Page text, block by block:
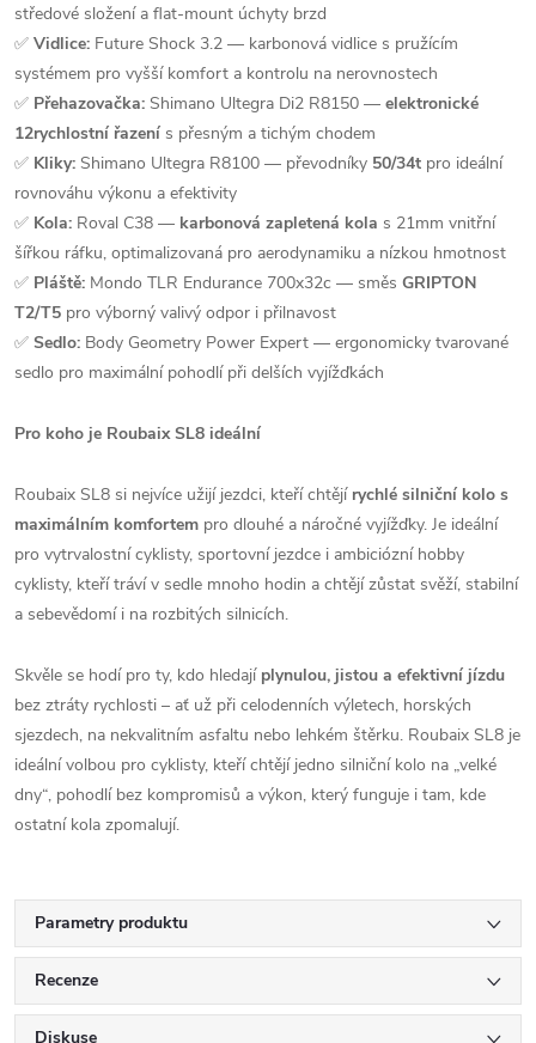
středové složení a flat-mount úchyty brzd
✅ Vidlice: Future Shock 3.2 — karbonová vidlice s pružícím
systémem pro vyšší komfort a kontrolu na nerovnostech
✅ Přehazovačka: Shimano Ultegra Di2 R8150 — elektronické
12rychlostní řazení s přesným a tichým chodem
✅ Kliky: Shimano Ultegra R8100 — převodníky 50/34t pro ideální
rovnováhu výkonu a efektivity
✅ Kola: Roval C38 — karbonová zapletená kola s 21mm vnitřní
šířkou ráfku, optimalizovaná pro aerodynamiku a nízkou hmotnost
✅ Pláště: Mondo TLR Endurance 700x32c — směs GRIPTON
T2/T5 pro výborný valivý odpor i přilnavost
✅ Sedlo: Body Geometry Power Expert — ergonomicky tvarované
sedlo pro maximální pohodlí při delších vyjížďkách
Pro koho je Roubaix SL8 ideální
Roubaix SL8 si nejvíce užijí jezdci, kteří chtějí rychlé silniční kolo s
maximálním komfortem pro dlouhé a náročné vyjížďky. Je ideální
pro vytrvalostní cyklisty, sportovní jezdce i ambiciózní hobby
cyklisty, kteří tráví v sedle mnoho hodin a chtějí zůstat svěží, stabilní
a sebevědomí i na rozbitých silnicích.
Skvěle se hodí pro ty, kdo hledají plynulou, jistou a efektivní jízdu
bez ztráty rychlosti – ať už při celodenních výletech, horských
sjezdech, na nekvalitním asfaltu nebo lehkém štěrku. Roubaix SL8 je
ideální volbou pro cyklisty, kteří chtějí jedno silniční kolo na „velké
dny“, pohodlí bez kompromisů a výkon, který funguje i tam, kde
ostatní kola zpomalují.
Parametry produktu
Recenze
Diskuse